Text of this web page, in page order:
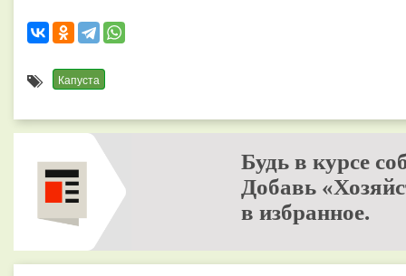
Капуста
Будь в курсе
Добавь
в избранное.